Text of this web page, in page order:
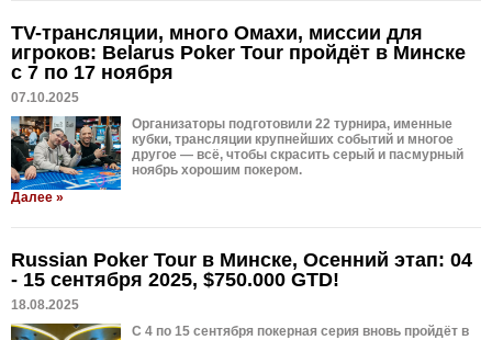
TV-трансляции, много Омахи, миссии для
игроков: Belarus Poker Tour пройдёт в Минске
с 7 по 17 ноября
07.10.2025
Организаторы подготовили 22 турнира, именные
кубки, трансляции крупнейших событий и многое
другое — всё, чтобы скрасить серый и пасмурный
ноябрь хорошим покером.
Далее »
Russian Poker Tour в Минске, Осенний этап: 04
- 15 сентября 2025, $750.000 GTD!
18.08.2025
С 4 по 15 сентября покерная серия вновь пройдёт в